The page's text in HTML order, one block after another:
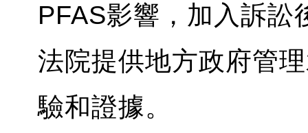
PFAS影響，加入訴訟
法院提供地方政府管
驗和證據。